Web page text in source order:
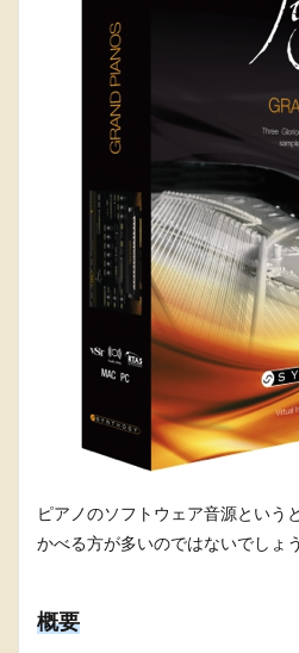
ピアノのソフトウェア音源という
かべる方が多いのではないでしょう
概要